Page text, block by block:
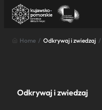
Home / Odkrywaj i zwiedzaj /
Odkrywaj i zwiedzaj